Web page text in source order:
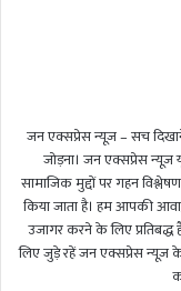
जन एक्सप्रेस न्यूज़ – सच
जोड़ना। जन एक्सप्रेस न्यूज़
सामाजिक मुद्दों पर गहन
किया जाता है। हम आपकी
उजागर करने के लिए प्रतिबद्ध
लिए जुड़े रहें जन एक्सप्रेस न्यूज़